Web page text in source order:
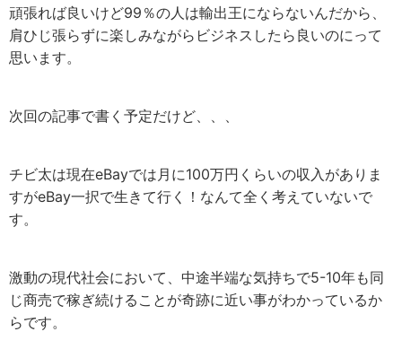
頑張れば良いけど99％の人は輸出王にならないんだから、
肩ひじ張らずに楽しみながらビジネスしたら良いのにって
思います。
次回の記事で書く予定だけど、、、
チビ太は現在eBayでは月に100万円くらいの収入がありま
すがeBay一択で生きて行く！なんて全く考えていないで
す。
激動の現代社会において、中途半端な気持ちで5-10年も同
じ商売で稼ぎ続けることが奇跡に近い事がわかっているか
らです。